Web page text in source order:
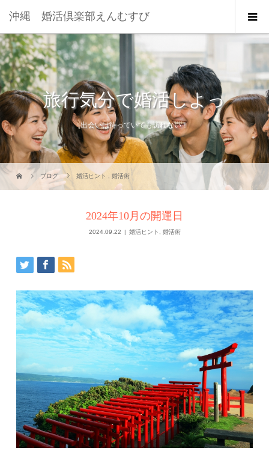
沖縄 婚活倶楽部えんむすび
旅行気分で婚活しよっ
出会いは待っていても訪れない！
ブログ 婚活ヒント ,婚活術
2024年10月の開運日
2024.09.22 婚活ヒント 婚活術